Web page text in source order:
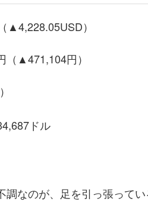
▲4,228.05USD）
（▲471,104円）
ドル
なのが、足を引っ張ってい